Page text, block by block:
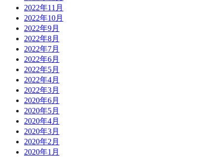
2022年11月
2022年10月
2022年9月
2022年8月
2022年7月
2022年6月
2022年5月
2022年4月
2022年3月
2020年6月
2020年5月
2020年4月
2020年3月
2020年2月
2020年1月